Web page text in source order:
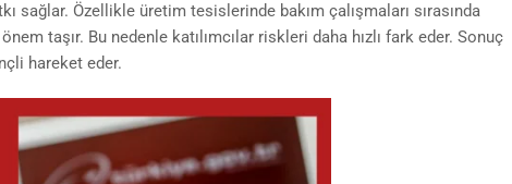
sağlar. Özellikle üretim tesislerinde bakım çalışmaları sırasında
taşır. Bu nedenle katılımcılar riskleri daha hızlı fark eder. Sonuç
hareket eder.